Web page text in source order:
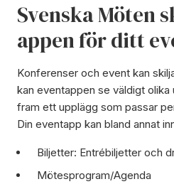
Svenska Möten
appen för ditt
Konferenser och event kan
kan eventappen se väldigt
fram ett upplägg som passar
Din eventapp kan bland annat
Biljetter: Entrébiljetter och
Mötesprogram/Agenda